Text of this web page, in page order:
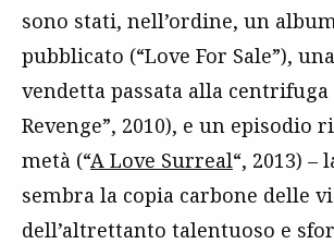
sono stati, nell’ordine, un
pubblicato (“Love For Sale”),
vendetta passata alla centrifuga
Revenge”, 2010), e un episodio
metà (“A Love Surreal“, 2013) –
sembra la copia carbone delle
dell’altrettanto talentuoso e